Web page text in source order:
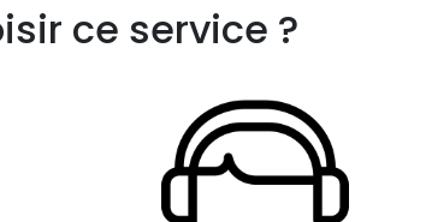
ce service ?